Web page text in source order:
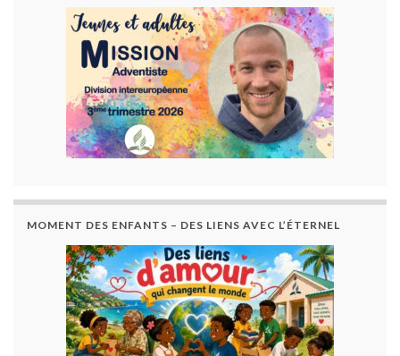
MOMENT DES ENFANTS – DES LIENS AVEC L’ÉTERNEL